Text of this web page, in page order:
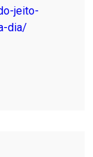
jeito-
dia/